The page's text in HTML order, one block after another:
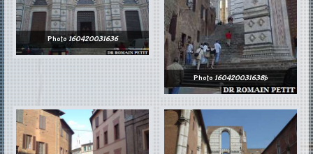
Photo160420031636
Photo 160420031638b